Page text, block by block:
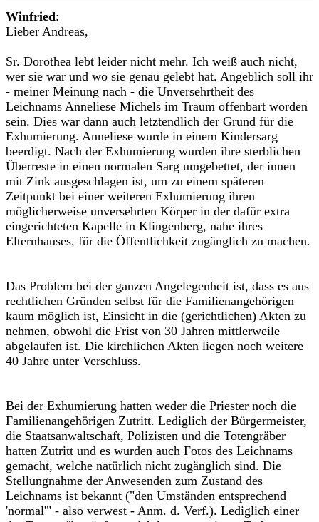
Winfried:
Lieber Andreas,
Sr. Dorothea lebt leider nicht mehr. Ich weiß auch nicht,
wer sie war und wo sie genau gelebt hat. Angeblich soll ihr
- meiner Meinung nach - die Unversehrtheit des
Leichnams Anneliese Michels im Traum offenbart worden
sein. Dies war dann auch letztendlich der Grund für die
Exhumierung. Anneliese wurde in einem Kindersarg
beerdigt. Nach der Exhumierung wurden ihre sterblichen
Überreste in einen normalen Sarg umgebettet, der innen
mit Zink ausgeschlagen ist, um zu einem späteren
Zeitpunkt bei einer weiteren Exhumierung ihren
möglicherweise unversehrten Körper in der dafür extra
eingerichteten Kapelle in Klingenberg, nahe ihres
Elternhauses, für die Öffentlichkeit zugänglich zu machen.
Das Problem bei der ganzen Angelegenheit ist, dass es aus
rechtlichen Gründen selbst für die Familienangehörigen
kaum möglich ist, Einsicht in die (gerichtlichen) Akten zu
nehmen, obwohl die Frist von 30 Jahren mittlerweile
abgelaufen ist. Die kirchlichen Akten liegen noch weitere
40 Jahre unter Verschluss.
Bei der Exhumierung hatten weder die Priester noch die
Familienangehörigen Zutritt. Lediglich der Bürgermeister,
die Staatsanwaltschaft, Polizisten und die Totengräber
hatten Zutritt und es wurden auch Fotos des Leichnams
gemacht, welche natürlich nicht zugänglich sind. Die
Stellungnahme der Anwesenden zum Zustand des
Leichnams ist bekannt ("den Umständen entsprechend
'normal'" - also verwest - Anm. d. Verf.). Lediglich einer